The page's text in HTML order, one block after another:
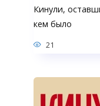
Кинули,
кем было
21